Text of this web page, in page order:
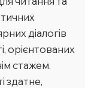
діалогів
орієнтованих
стажем.
здатне,